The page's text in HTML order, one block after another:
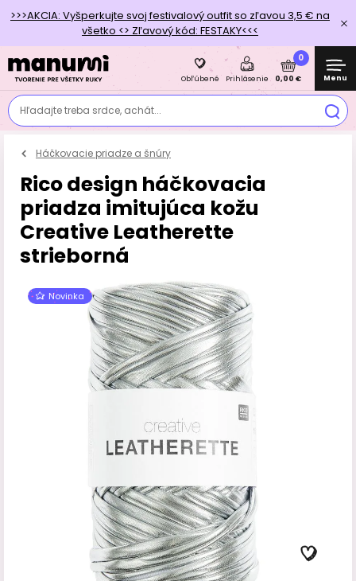
>>>AKCIA: Vyšperkujte svoj festivalový outfit so zľavou 3,5 € na
všetko <> Zľavový kód: FESTAKY<<<
Hľadajte treba srdce, achát...
Obľúbené Prihlásenie
0
0,00 € Menu
Háčkovacie priadze a šnúry
Rico design háčkovacia
priadza imitujúca kožu
Creative Leatherette
strieborná
Novinka